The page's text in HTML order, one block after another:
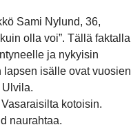
Sami Nylund, 36,
olla voi”. Tällä faktalla
ja nykyisin
isälle ovat vuosien
Ulvila.
kotoisin.
naurahtaa.